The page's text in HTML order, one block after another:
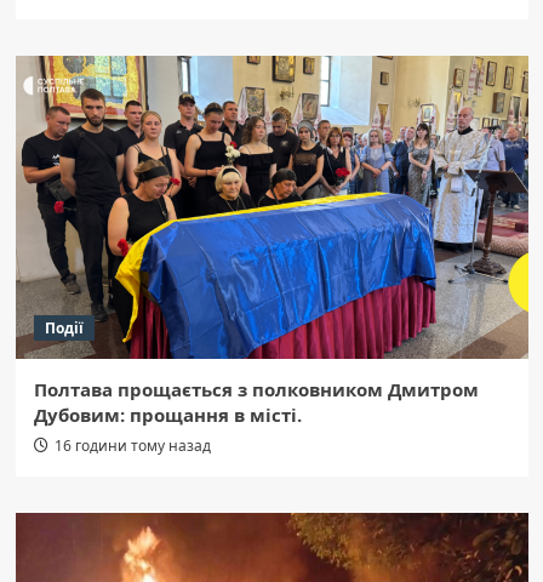
Події
Полтава прощається з полковником Дмитром
Дубовим: прощання в місті.
16 години тому назад